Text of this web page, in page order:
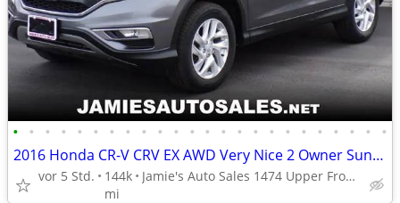
• • • • • • • • • • • • • • • • • • • • • • • •
2016 Honda CR-V CRV EX AWD Very Nice 2 Owner Sunroof*Power Seat
vor 5 Std.
144k
mi
Jamie's Auto Sales 1474 Upper Front St Binghamton, NY 13901